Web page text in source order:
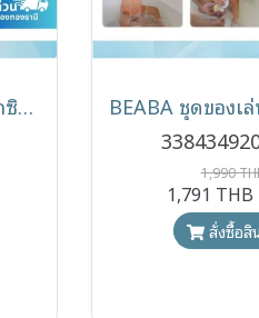
BEABA เหยือกอาบน้ำเด็กซิลิโคน Silicone Head Rinser 2-in-1
1,990
1,791 THB
สั่งซื้อสิ